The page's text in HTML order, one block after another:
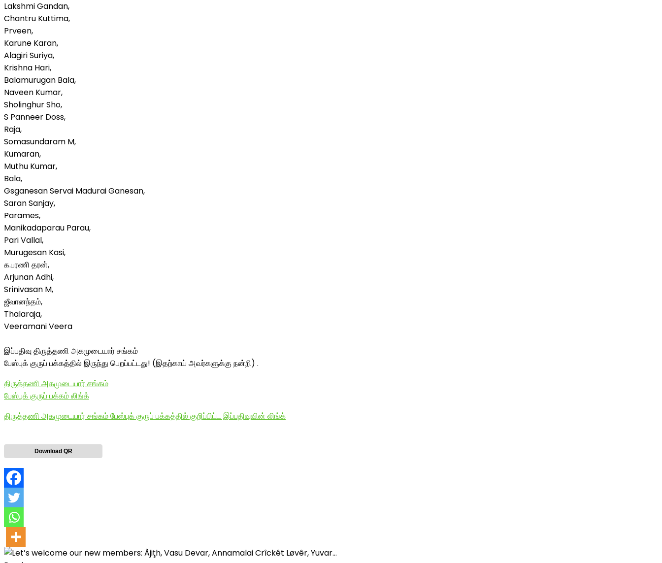
Lakshmi Gandan,
Chantru Kuttima,
Prveen,
Karune Karan,
Alagiri Suriya,
Krishna Hari,
Balamurugan Bala,
Naveen Kumar,
Sholinghur Sho,
S Panneer Doss,
Raja,
Somasundaram M,
Kumaran,
Muthu Kumar,
Bala,
Gsganesan Servai Madurai Ganesan,
Saran Sanjay,
Parames,
Manikadaparau Parau,
Pari Vallal,
Murugesan Kasi,
க.பரணி தரன்,
Arjunan Adhi,
Srinivasan M,
ஜீவானந்தம்,
Thalaraja,
Veeramani Veera
இப்பதிவு திருத்தணி அகமுடையார் சங்கம்
பேஸ்புக் குருப் பக்கத்தில் இருந்து பெறப்பட்டது! (இதற்காய் அவர்களுக்கு நன்றி) .
திருத்தணி அகமுடையார் சங்கம்
பேஸ்புக் குருப் பக்கம் லிங்க்
திருத்தணி அகமுடையார் சங்கம் பேஸ்புக் குருப் பக்கத்தில் குறிப்பிட்ட இப்பதிவுவின் லிங்க்
Download QR